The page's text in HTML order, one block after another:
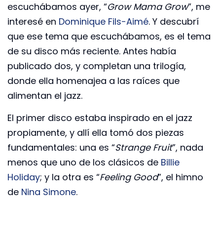
escuchábamos ayer, “Grow Mama Grow”, me
interesé en Dominique Fils-Aimé. Y descubrí
que ese tema que escuchábamos, es el tema
de su disco más reciente. Antes había
publicado dos, y completan una trilogía,
donde ella homenajea a las raíces que
alimentan el jazz.
El primer disco estaba inspirado en el jazz
propiamente, y allí ella tomó dos piezas
fundamentales: una es “Strange Fruit”, nada
menos que uno de los clásicos de Billie
Holiday; y la otra es “Feeling Good”, el himno
de Nina Simone.